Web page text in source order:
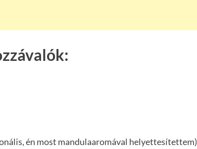
én most mandulaaromával helyettesítettem)